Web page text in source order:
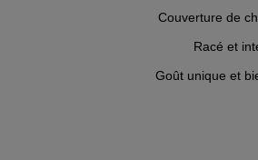
Couverture de
Racé et
Goût unique et